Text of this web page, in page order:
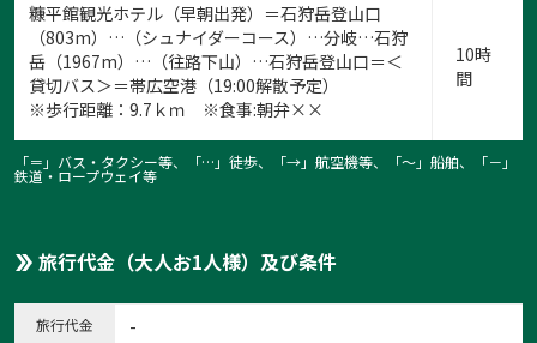
糠平館観光ホテル（早朝出発）＝石狩岳登山口
（803m）…（シュナイダーコース）…分岐…石狩
岳（1967m）…（往路下山）…石狩岳登山口＝＜
貸切バス＞＝帯広空港（19:00解散予定）
※歩行距離：9.7ｋｍ ※食事:朝弁××
10時
間
「＝」バス・タクシー等、「…」徒歩、「→」航空機等、「〜」船舶、「－」
鉄道・ロープウェイ等
旅行代金（大人お1人様）及び条件
旅行代金 -